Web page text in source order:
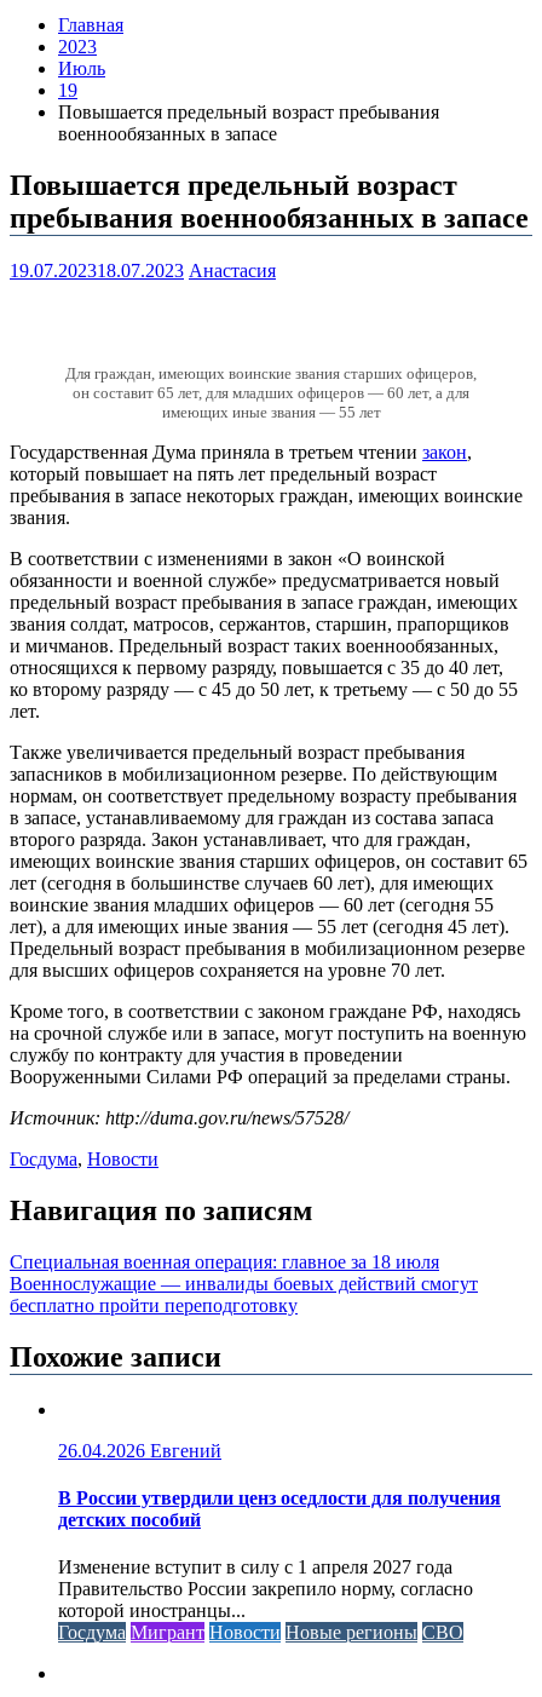
Главная
2023
Июль
19
Повышается предельный возраст пребывания
военнообязанных в запасе
Повышается предельный возраст
пребывания военнообязанных в запасе
19.07.202318.07.2023 Анастасия
Для граждан, имеющих воинские звания старших офицеров,
он составит 65 лет, для младших офицеров — 60 лет, а для
имеющих иные звания — 55 лет
Государственная Дума приняла в третьем чтении закон,
который повышает на пять лет предельный возраст
пребывания в запасе некоторых граждан, имеющих воинские
звания.
В соответствии с изменениями в закон «О воинской
обязанности и военной службе» предусматривается новый
предельный возраст пребывания в запасе граждан, имеющих
звания солдат, матросов, сержантов, старшин, прапорщиков
и мичманов. Предельный возраст таких военнообязанных,
относящихся к первому разряду, повышается с 35 до 40 лет,
ко второму разряду — с 45 до 50 лет, к третьему — с 50 до 55
лет.
Также увеличивается предельный возраст пребывания
запасников в мобилизационном резерве. По действующим
нормам, он соответствует предельному возрасту пребывания
в запасе, устанавливаемому для граждан из состава запаса
второго разряда. Закон устанавливает, что для граждан,
имеющих воинские звания старших офицеров, он составит 65
лет (сегодня в большинстве случаев 60 лет), для имеющих
воинские звания младших офицеров — 60 лет (сегодня 55
лет), а для имеющих иные звания — 55 лет (сегодня 45 лет).
Предельный возраст пребывания в мобилизационном резерве
для высших офицеров сохраняется на уровне 70 лет.
Кроме того, в соответствии с законом граждане РФ, находясь
на срочной службе или в запасе, могут поступить на военную
службу по контракту для участия в проведении
Вооруженными Силами РФ операций за пределами страны.
Источник: http://duma.gov.ru/news/57528/
Госдума, Новости
Навигация по записям
Специальная военная операция: главное за 18 июля
Военнослужащие — инвалиды боевых действий смогут
бесплатно пройти переподготовку
Похожие записи
26.04.2026 Евгений
В России утвердили ценз оседлости для получения
детских пособий
Изменение вступит в силу с 1 апреля 2027 года
Правительство России закрепило норму, согласно
которой иностранцы...
Госдума Мигрант Новости Новые регионы СВО